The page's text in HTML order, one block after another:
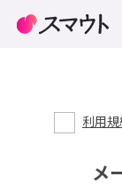
利用
メ